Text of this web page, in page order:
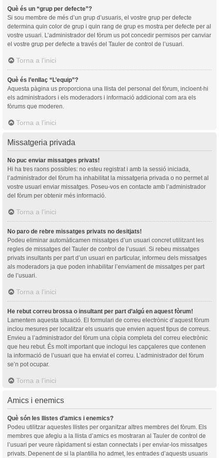
Què és un “grup per defecte”?
Si sou membre de més d’un grup d’usuaris, el vostre grup per defecte
determina quin color de grup i quin rang de grup es mostra per defecte per al
vostre usuari. L’administrador del fòrum us pot concedir permisos per canviar
el vostre grup per defecte a través del Tauler de control de l’usuari.
Torna a l’inici
Què és l’enllaç “L’equip”?
Aquesta pàgina us proporciona una llista del personal del fòrum, incloent-hi
els administradors i els moderadors i informació addicional com ara els
fòrums que moderen.
Torna a l’inici
Missatgeria privada
No puc enviar missatges privats!
Hi ha tres raons possibles: no esteu registrat i amb la sessió iniciada,
l’administrador del fòrum ha inhabilitat la missatgeria privada o no permet al
vostre usuari enviar missatges. Poseu-vos en contacte amb l’administrador
del fòrum per obtenir més informació.
Torna a l’inici
No paro de rebre missatges privats no desitjats!
Podeu eliminar automàticamen missatges d’un usuari concret utilitzant les
regles de missatges del Tauler de control de l’usuari. Si rebeu missatges
privats insultants per part d’un usuari en particular, informeu dels missatges
als moderadors ja que poden inhabilitar l’enviament de missatges per part
de l’usuari.
Torna a l’inici
He rebut correu brossa o insultant per part d’algú en aquest fòrum!
Lamentem aquesta situació. El formulari de correu electrònic d’aquest fòrum
inclou mesures per localitzar els usuaris que envien aquest tipus de correus.
Envieu a l’administrador del fòrum una còpia completa del correu electrònic
que heu rebut. És molt important que inclogui les capçaleres que contenen
la informació de l’usuari que ha enviat el correu. L’administrador del fòrum
se’n pot ocupar.
Torna a l’inici
Amics i enemics
Què són les llistes d’amics i enemics?
Podeu utilitzar aquestes llistes per organitzar altres membres del fòrum. Els
membres que afegiu a la llista d’amics es mostraran al Tauler de control de
l’usuari per veure ràpidament si estan connectats i per enviar-los missatges
privats. Depenent de si la plantilla ho admet, les entrades d’aquests usuaris